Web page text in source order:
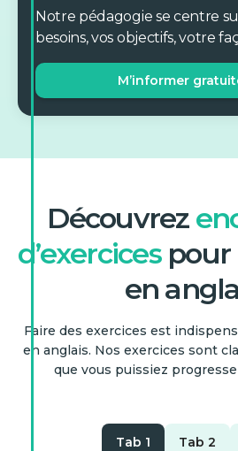
Notre pédagogie se centre
besoins, vos objectifs, votre
M’informer
Découvrez
d’exercicespour
en
Faire des exercices est
en anglais. Nos exercices sont
que vous puissiez
Tab 1 Tab 2